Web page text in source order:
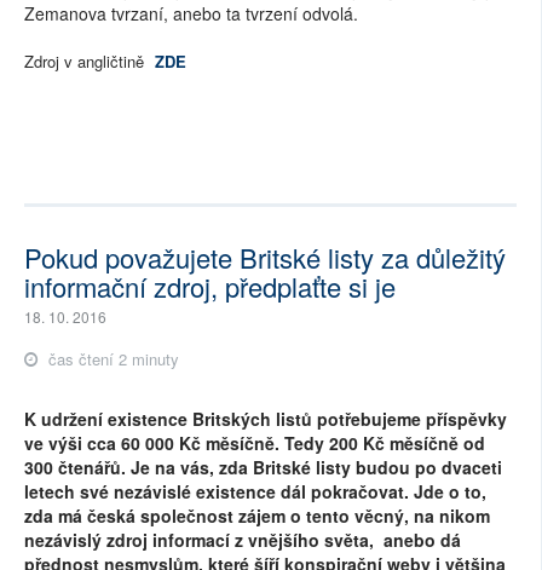
Zemanova tvrzaní, anebo ta tvrzení odvolá.
Zdroj v angličtině ZDE
Pokud považujete Britské listy za důležitý
informační zdroj, předplaťte si je
18. 10. 2016
čas čtení 2 minuty
K udržení existence Britských listů potřebujeme příspěvky
ve výši cca 60 000 Kč měsíčně. Tedy 200 Kč měsíčně od
300 čtenářů. Je na vás, zda Britské listy budou po dvaceti
letech své nezávislé existence dál pokračovat. Jde o to,
zda má česká společnost zájem o tento věcný, na nikom
nezávislý zdroj informací z vnějšího světa, anebo dá
přednost nesmyslům, které šíří konspirační weby i většina